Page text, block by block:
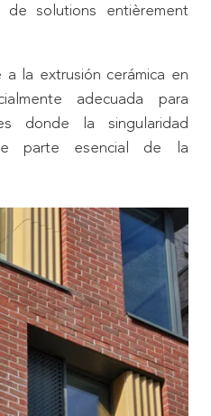
solutions entièrement
a la extrusión cerámica en
adecuada para
donde la singularidad
parte esencial de la